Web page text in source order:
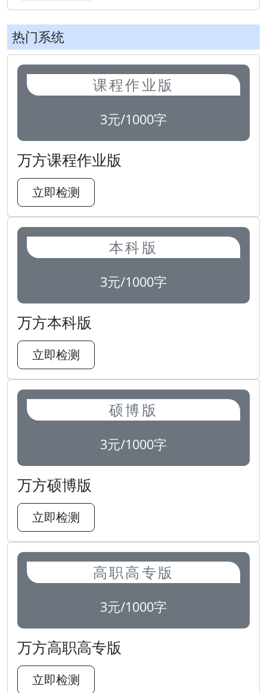
热门系统
课程作业版
3元/1000字
万方课程作业版
立即检测
本科版
3元/1000字
万方本科版
立即检测
硕博版
3元/1000字
万方硕博版
立即检测
高职高专版
3元/1000字
万方高职高专版
立即检测